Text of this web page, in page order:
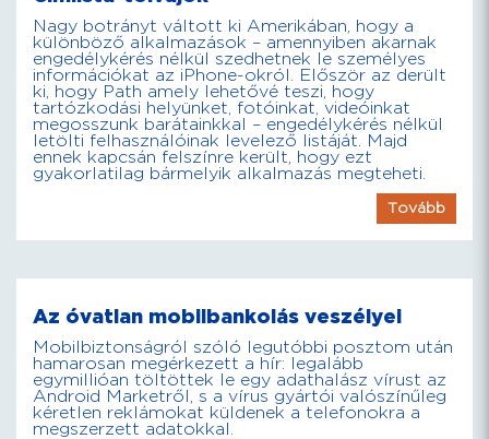
Nagy botrányt váltott ki Amerikában, hogy a
különböző alkalmazások – amennyiben akarnak
engedélykérés nélkül szedhetnek le személyes
információkat az iPhone-okról. Először az derült
ki, hogy Path amely lehetővé teszi, hogy
tartózkodási helyünket, fotóinkat, videóinkat
megosszunk barátainkkal – engedélykérés nélkül
letölti felhasználóinak levelező listáját. Majd
ennek kapcsán felszínre került, hogy ezt
gyakorlatilag bármelyik alkalmazás megteheti.
Tovább
Az óvatlan mobilbankolás veszélyei
Mobilbiztonságról szóló legutóbbi posztom után
hamarosan megérkezett a hír: legalább
egymillióan töltöttek le egy adathalász vírust az
Android Marketről, s a vírus gyártói valószínűleg
kéretlen reklámokat küldenek a telefonokra a
megszerzett adatokkal.